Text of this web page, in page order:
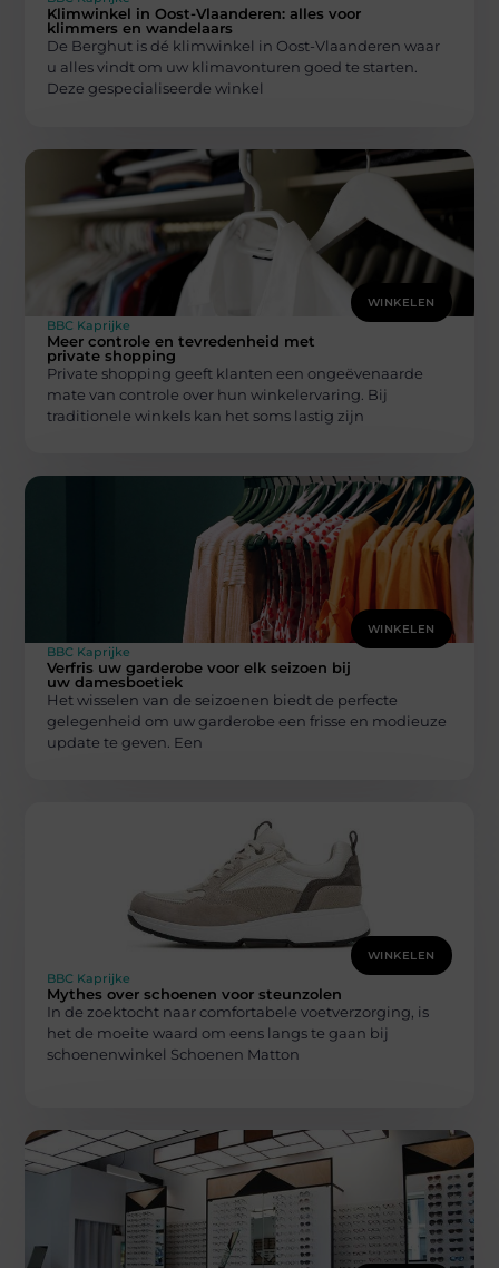
Klimwinkel in Oost-Vlaanderen: alles voor
klimmers en wandelaars
De Berghut is dé klimwinkel in Oost-Vlaanderen waar
u alles vindt om uw klimavonturen goed te starten.
Deze gespecialiseerde winkel
WINKELEN
BBC Kaprijke
Meer controle en tevredenheid met
private shopping
Private shopping geeft klanten een ongeëvenaarde
mate van controle over hun winkelervaring. Bij
traditionele winkels kan het soms lastig zijn
WINKELEN
BBC Kaprijke
Verfris uw garderobe voor elk seizoen bij
uw damesboetiek
Het wisselen van de seizoenen biedt de perfecte
gelegenheid om uw garderobe een frisse en modieuze
update te geven. Een
WINKELEN
BBC Kaprijke
Mythes over schoenen voor steunzolen
In de zoektocht naar comfortabele voetverzorging, is
het de moeite waard om eens langs te gaan bij
schoenenwinkel Schoenen Matton